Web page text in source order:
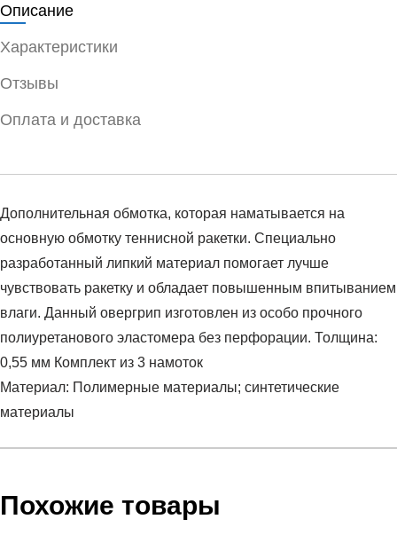
Описание
Характеристики
Отзывы
Оплата и доставка
Дополнительная обмотка, которая наматывается на
основную обмотку теннисной ракетки. Специально
разработанный липкий материал помогает лучше
чувствовать ракетку и обладает повышенным впитыванием
влаги. Данный овергрип изготовлен из особо прочного
полиуретанового эластомера без перфорации. Толщина:
0,55 мм Комплект из 3 намоток
Материал: Полимерные материалы; синтетические
материалы
Пол:унисекс
Инструкция по оплате есть в самом конце счета, который
Похожие товары